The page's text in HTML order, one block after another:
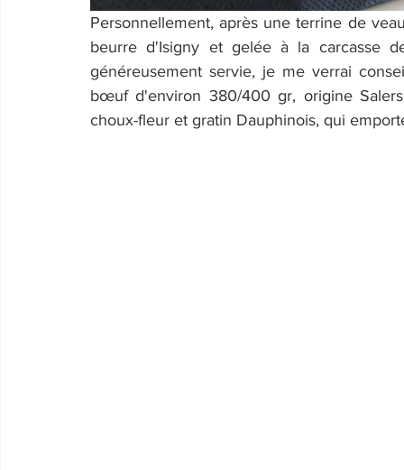
Personnellement, après une terrine de
beurre d'Isigny et gelée à la carcasse
généreusement servie, je me verrai
bœuf d'environ 380/400 gr, origine
choux-fleur et gratin Dauphinois, qui